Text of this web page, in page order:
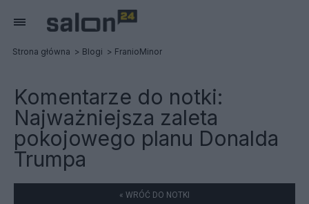
Strona główna Blogi FranioMinor
Komentarze do notki:
Najważniejsza zaleta
pokojowego planu Donalda
Trumpa
« WRÓĆ DO NOTKI